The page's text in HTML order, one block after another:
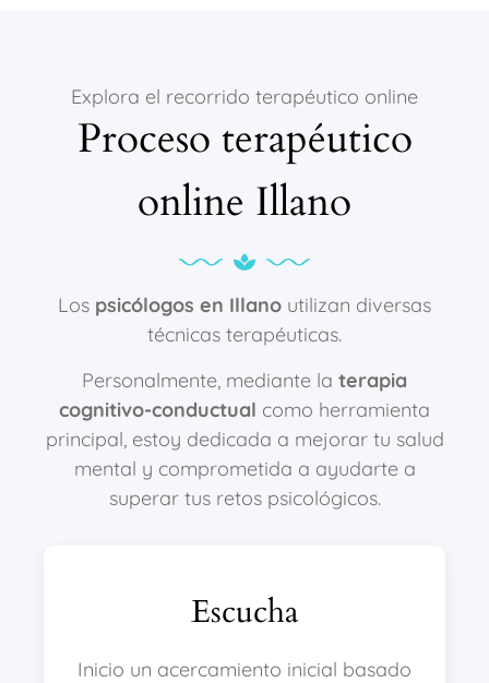
Explora el recorrido terapéutico online
Proceso terapéutico
online Illano
Los psicólogos en Illano utilizan diversas
técnicas terapéuticas.
Personalmente, mediante la terapia
cognitivo-conductual como herramienta
principal, estoy dedicada a mejorar tu salud
mental y comprometida a ayudarte a
superar tus retos psicológicos.
Escucha
Inicio un acercamiento inicial basado